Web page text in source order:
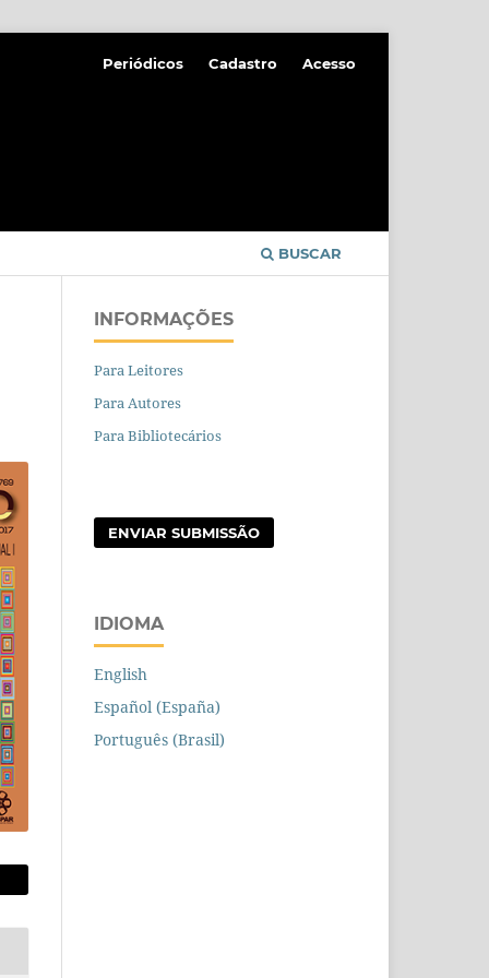
BUSCAR
Periódicos Cadastro Acesso
INFORMAÇÕES
Para Leitores
Para Autores
Para Bibliotecários
ENVIAR SUBMISSÃO
IDIOMA
English
Español (España)
Português (Brasil)